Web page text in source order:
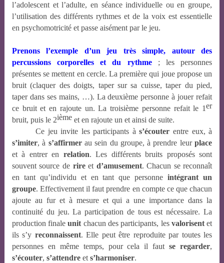
l’adolescent et l’adulte, en séance individuelle ou en groupe,
l’utilisation des différents rythmes et de la voix est essentielle
en psychomotricité et passe aisément par le jeu.
Prenons l’exemple d’un jeu très simple, autour des
percussions corporelles et du rythme; les personnes
présentes se mettent en cercle. La première qui joue propose un
bruit (claquer des doigts, taper sur sa cuisse, taper du pied,
taper dans ses mains, …). La deuxième personne à jouer refait
ce bruit et en rajoute un. La troisième personne refait le 1er
bruit, puis le 2ième et en rajoute un et ainsi de suite.
Ce jeu invite les participants à s’écouter entre eux, à
s’imiter, à s’affirmer au sein du groupe, à prendre leur place
et à entrer en relation. Les différents bruits proposés sont
souvent source de rire et d’amusement. Chacun se reconnaît
en tant qu’individu et en tant que personne intégrant un
groupe. Effectivement il faut prendre en compte ce que chacun
ajoute au fur et à mesure et qui a une importance dans la
continuité du jeu. La participation de tous est nécessaire. La
production finale unit chacun des participants, les valorisent et
ils s’y reconnaissent. Elle peut être reproduite par toutes les
personnes en même temps, pour cela il faut se regarder,
s’écouter, s’attendre et s’harmoniser.